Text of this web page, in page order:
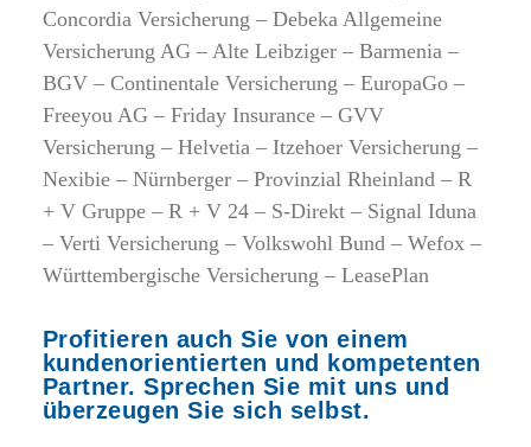
Concordia Versicherung – Debeka Allgemeine
Versicherung AG – Alte Leibziger – Barmenia –
BGV – Continentale Versicherung – EuropaGo –
Freeyou AG – Friday Insurance – GVV
Versicherung – Helvetia – Itzehoer Versicherung –
Nexibie – Nürnberger – Provinzial Rheinland – R
+ V Gruppe – R + V 24 – S-Direkt – Signal Iduna
– Verti Versicherung – Volkswohl Bund – Wefox –
Württembergische Versicherung – LeasePlan
Profitieren auch Sie von einem
kundenorientierten und kompetenten
Partner. Sprechen Sie mit uns und
überzeugen Sie sich selbst.